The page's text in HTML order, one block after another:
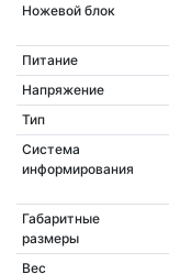
Ножевой блок
Питание
Напряжение
Тип
Система
информирования
Габаритные
размеры
Вес